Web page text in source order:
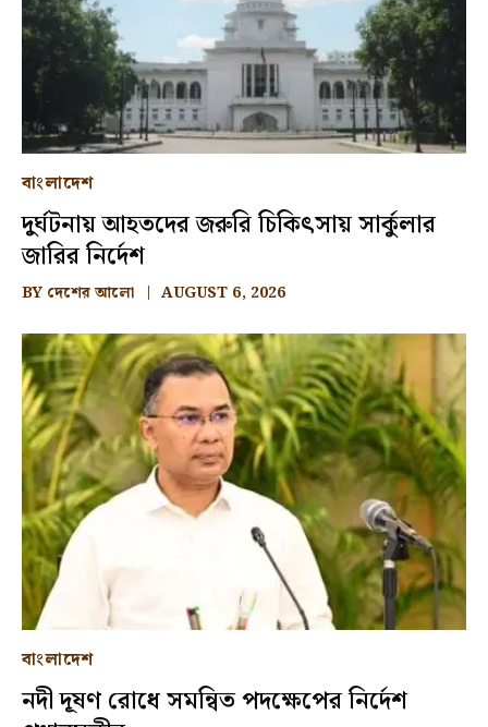
বাংলাদেশ
দুর্ঘটনায় আহতদের জরুরি চিকিৎসায় সার্কুলার
জারির নির্দেশ
BY দেশের আলো AUGUST 6, 2026
বাংলাদেশ
নদী দূষণ রোধে সমন্বিত পদক্ষেপের নির্দেশ